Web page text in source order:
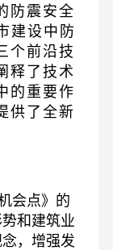
防震安全
建设中防
个前沿技
释了技术
的重要作
供了全新
会点》的
和建筑业
，增强发